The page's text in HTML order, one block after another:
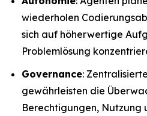
wiederholen
sich auf höherwertige
Problemlösung
Governance:
gewährleisten die
Berechtigungen, Nutzung